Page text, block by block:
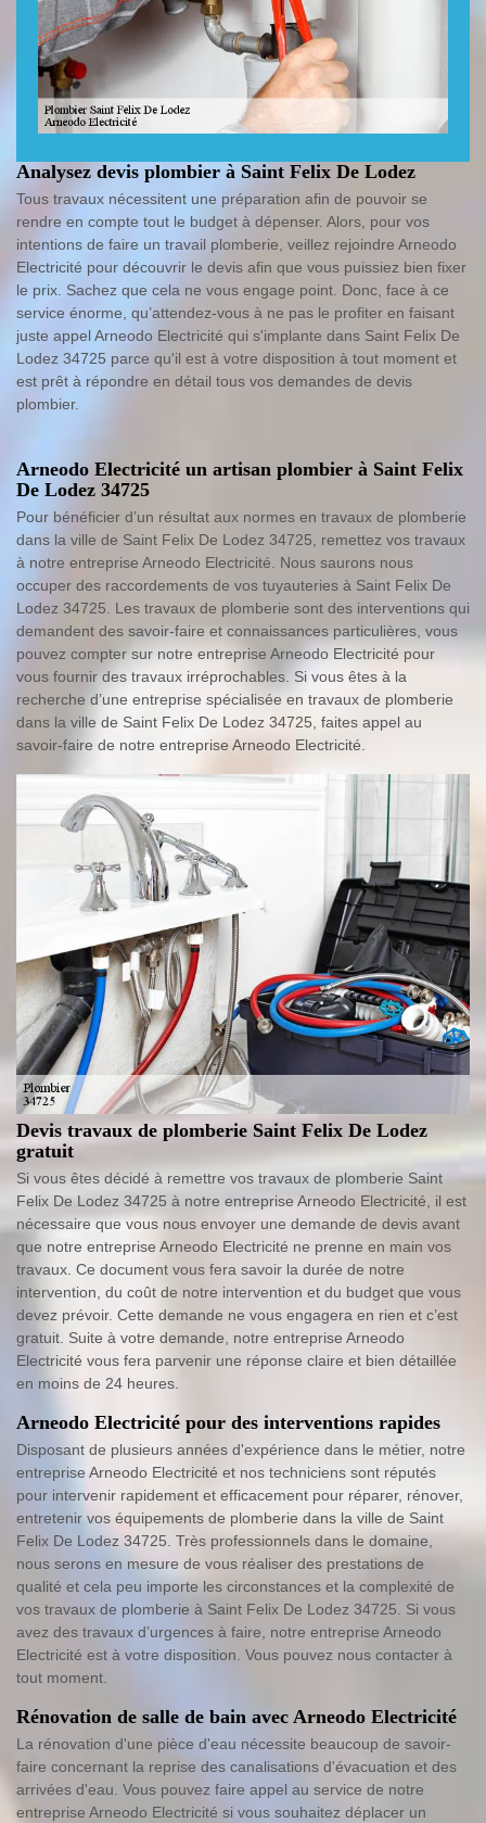
Analysez devis plombier à Saint Felix De Lodez
Tous travaux nécessitent une préparation afin de pouvoir se
rendre en compte tout le budget à dépenser. Alors, pour vos
intentions de faire un travail plomberie, veillez rejoindre Arneodo
Electricité pour découvrir le devis afin que vous puissiez bien fixer
le prix. Sachez que cela ne vous engage point. Donc, face à ce
service énorme, qu’attendez-vous à ne pas le profiter en faisant
juste appel Arneodo Electricité qui s'implante dans Saint Felix De
Lodez 34725 parce qu'il est à votre disposition à tout moment et
est prêt à répondre en détail tous vos demandes de devis
plombier.
Arneodo Electricité un artisan plombier à Saint Felix
De Lodez 34725
Pour bénéficier d’un résultat aux normes en travaux de plomberie
dans la ville de Saint Felix De Lodez 34725, remettez vos travaux
à notre entreprise Arneodo Electricité. Nous saurons nous
occuper des raccordements de vos tuyauteries à Saint Felix De
Lodez 34725. Les travaux de plomberie sont des interventions qui
demandent des savoir-faire et connaissances particulières, vous
pouvez compter sur notre entreprise Arneodo Electricité pour
vous fournir des travaux irréprochables. Si vous êtes à la
recherche d’une entreprise spécialisée en travaux de plomberie
dans la ville de Saint Felix De Lodez 34725, faites appel au
savoir-faire de notre entreprise Arneodo Electricité.
Devis travaux de plomberie Saint Felix De Lodez
gratuit
Si vous êtes décidé à remettre vos travaux de plomberie Saint
Felix De Lodez 34725 à notre entreprise Arneodo Electricité, il est
nécessaire que vous nous envoyer une demande de devis avant
que notre entreprise Arneodo Electricité ne prenne en main vos
travaux. Ce document vous fera savoir la durée de notre
intervention, du coût de notre intervention et du budget que vous
devez prévoir. Cette demande ne vous engagera en rien et c’est
gratuit. Suite à votre demande, notre entreprise Arneodo
Electricité vous fera parvenir une réponse claire et bien détaillée
en moins de 24 heures.
Arneodo Electricité pour des interventions rapides
Disposant de plusieurs années d'expérience dans le métier, notre
entreprise Arneodo Electricité et nos techniciens sont réputés
pour intervenir rapidement et efficacement pour réparer, rénover,
entretenir vos équipements de plomberie dans la ville de Saint
Felix De Lodez 34725. Très professionnels dans le domaine,
nous serons en mesure de vous réaliser des prestations de
qualité et cela peu importe les circonstances et la complexité de
vos travaux de plomberie à Saint Felix De Lodez 34725. Si vous
avez des travaux d’urgences à faire, notre entreprise Arneodo
Electricité est à votre disposition. Vous pouvez nous contacter à
tout moment.
Rénovation de salle de bain avec Arneodo Electricité
La rénovation d'une pièce d'eau nécessite beaucoup de savoir-
faire concernant la reprise des canalisations d'évacuation et des
arrivées d'eau. Vous pouvez faire appel au service de notre
entreprise Arneodo Electricité si vous souhaitez déplacer un